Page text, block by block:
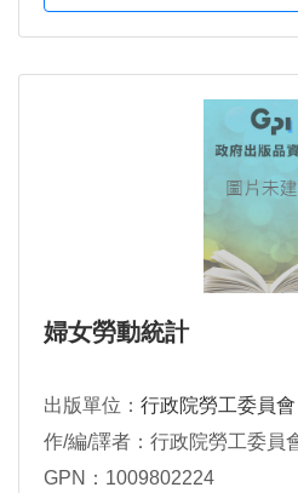
婦女勞動統計
出版單位： 行政院勞工委員會
作/編/譯者：行政院勞工委員
GPN：1009802224